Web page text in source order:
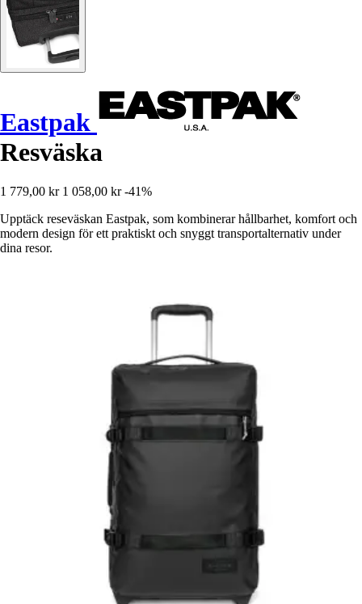
Eastpak
Resväska
1 779,00 kr 1 058,00 kr -41%
Upptäck reseväskan Eastpak, som kombinerar hållbarhet, komfort och
modern design för ett praktiskt och snyggt transportalternativ under
dina resor.